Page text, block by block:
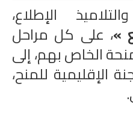
الإطلاع،
»، على كل مراحل
الخاص بهم، إلى
الإقليمية للمنح،